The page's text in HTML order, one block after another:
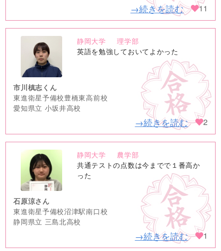
→続きを読む 11
no
image
静岡大学
理学部
英語を勉強しておいてよかった
市川槙志くん
東進衛星予備校豊橋東高前校
愛知県立 小坂井高校
→続きを読む 2
no
image
静岡大学
農学部
共通テストの点数は今までで１番高か
った
石原涼さん
東進衛星予備校沼津駅南口校
静岡県立 三島北高校
→続きを読む 1